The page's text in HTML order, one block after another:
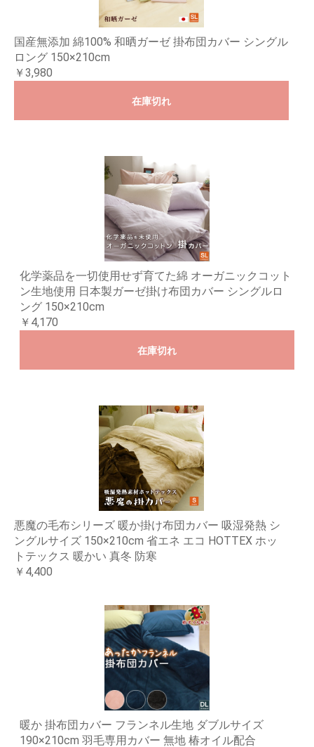
国産無添加 綿100% 和晒ガーゼ 掛布団カバー シングル
ロング 150×210cm
￥3,980
在庫切れ
化学薬品を一切使用せず育てた綿 オーガニックコット
ン生地使用 日本製ガーゼ掛け布団カバー シングルロ
ング 150×210cm
￥4,170
在庫切れ
悪魔の毛布シリーズ 暖か掛け布団カバー 吸湿発熱 シ
ングルサイズ 150×210cm 省エネ エコ HOTTEX ホッ
トテックス 暖かい 真冬 防寒
￥4,400
暖か 掛布団カバー フランネル生地 ダブルサイズ
190×210cm 羽毛専用カバー 無地 椿オイル配合